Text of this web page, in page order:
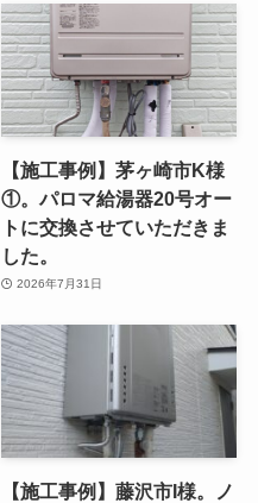
【施工事例】茅ヶ崎市K様
①。パロマ給湯器20号オー
トに交換させていただきま
した。
2026年7月31日
【施工事例】藤沢市I様。ノ